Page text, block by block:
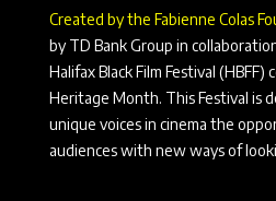
Created by the Fabienne Colas
by TD Bank Group in
Halifax Black Film Festival (HBFF)
Heritage Month. This Festival is
unique voices in cinema the
audiences with new ways of